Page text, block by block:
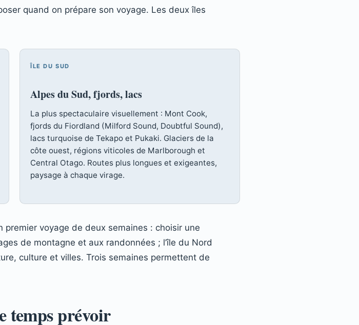
quand on prépare son voyage. Les deux îles
ÎLE DU SUD
Alpes du Sud, fjords, lacs
La plus spectaculaire visuellement : Mont Cook,
fjords du Fiordland (Milford Sound, Doubtful Sound),
lacs turquoise de Tekapo et Pukaki. Glaciers de la
côte ouest, régions viticoles de Marlborough et
Central Otago. Routes plus longues et exigeantes,
paysage à chaque virage.
voyage de deux semaines : choisir une
de montagne et aux randonnées ; l’île du Nord
culture et villes. Trois semaines permettent de
temps prévoir